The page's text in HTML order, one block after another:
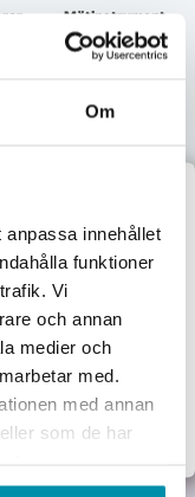
Om
innehållet
funktioner
Vi
och annan
medier och
med.
med annan
som de har
Mätinstrument
till